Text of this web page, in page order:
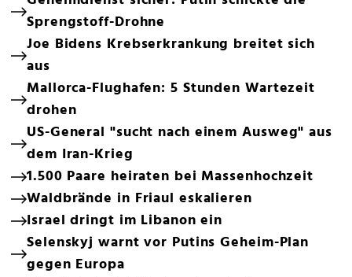
Sprengstoff-Drohne
Joe Bidens Krebserkrankung breitet sich
aus
Mallorca-Flughafen: 5 Stunden Wartezeit
drohen
US-General "sucht nach einem Ausweg" aus
dem Iran-Krieg
1.500 Paare heiraten bei Massenhochzeit
Waldbrände in Friaul eskalieren
Israel dringt im Libanon ein
Selenskyj warnt vor Putins Geheim-Plan
gegen Europa